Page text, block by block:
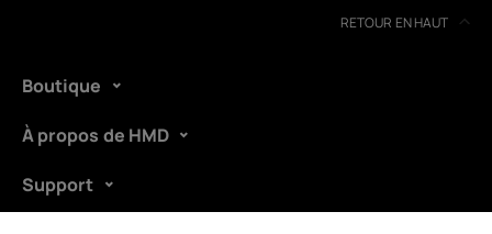
RETOUR EN HAUT
Boutique
À propos de HMD
Support